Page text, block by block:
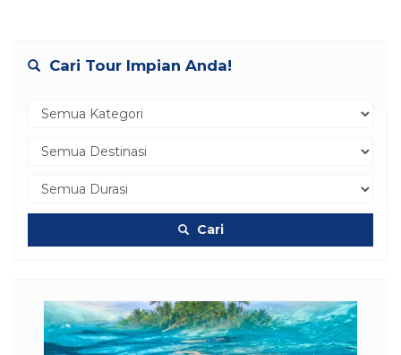
Cari Tour Impian Anda!
Cari
Hotel